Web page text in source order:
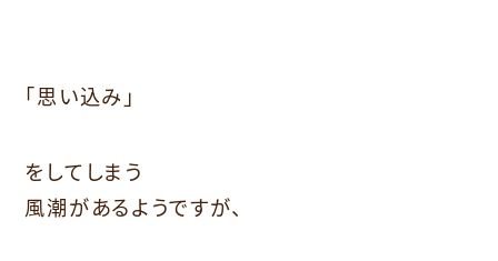
「思い込み」
をしてしまう
風潮があるようですが、